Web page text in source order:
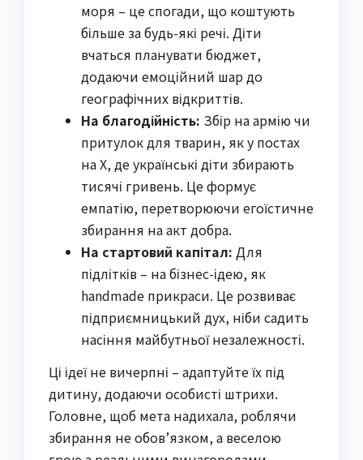
моря – це спогади, що коштують
більше за будь-які речі. Діти
вчаться планувати бюджет,
додаючи емоційний шар до
географічних відкриттів.
На благодійність: Збір на армію чи
притулок для тварин, як у постах
на X, де українські діти збирають
тисячі гривень. Це формує
емпатію, перетворюючи егоїстичне
збирання на акт добра.
На стартовий капітал: Для
підлітків – на бізнес-ідею, як
handmade прикраси. Це розвиває
підприємницький дух, ніби садить
насіння майбутньої незалежності.
Ці ідеї не вичерпні – адаптуйте їх під
дитину, додаючи особисті штрихи.
Головне, щоб мета надихала, роблячи
збирання не обов’язком, а веселою